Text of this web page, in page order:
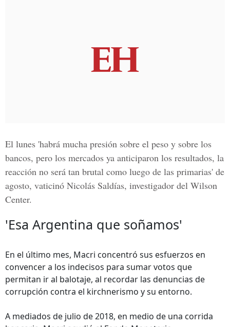
El lunes 'habrá mucha presión sobre el peso y sobre los
bancos, pero los mercados ya anticiparon los resultados, la
reacción no será tan brutal como luego de las primarias' de
agosto, vaticinó Nicolás Saldías, investigador del Wilson
Center.
'Esa Argentina que soñamos'
En el último mes, Macri concentró sus esfuerzos en
convencer a los indecisos para sumar votos que
permitan ir al balotaje, al recordar las denuncias de
corrupción contra el kirchnerismo y su entorno.
A mediados de julio de 2018, en medio de una corrida